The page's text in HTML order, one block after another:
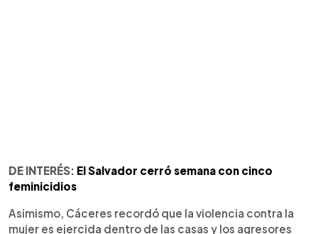
DE INTERÉS: El Salvador cerró semana con cinco
feminicidios
Asimismo, Cáceres recordó que la violencia contra la
mujer es ejercida dentro de las casas y los agresores